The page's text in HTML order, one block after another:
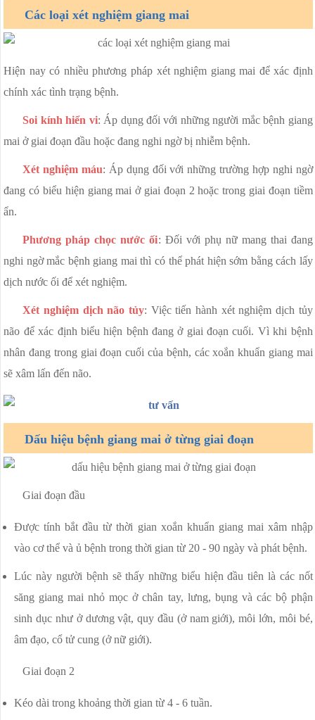
Các loại xét nghiệm giang mai
Hiện nay có nhiều phương pháp xét nghiệm giang mai để xác định
chính xác tình trạng bệnh.
Soi kính hiển vi: Áp dụng đối với những người mắc bệnh giang
mai ở giai đoạn đầu hoặc đang nghi ngờ bị nhiễm bệnh.
Xét nghiệm máu: Áp dụng đối với những trường hợp nghi ngờ
đang có biểu hiện giang mai ở giai đoạn 2 hoặc trong giai đoạn tiềm
ẩn.
Phương pháp chọc nước ối: Đối với phụ nữ mang thai đang
nghi ngờ mắc bệnh giang mai thì có thể phát hiện sớm bằng cách lấy
dịch nước ối để xét nghiệm.
Xét nghiệm dịch não tủy: Việc tiến hành xét nghiệm dịch tủy
não để xác định biểu hiện bệnh đang ở giai đoạn cuối. Vì khi bệnh
nhân đang trong giai đoạn cuối của bệnh, các xoắn khuẩn giang mai
sẽ xâm lấn đến não.
Dấu hiệu bệnh giang mai ở từng giai đoạn
Giai đoạn đầu
Được tính bắt đầu từ thời gian xoắn khuẩn giang mai xâm nhập
vào cơ thể và ủ bệnh trong thời gian từ 20 - 90 ngày và phát bệnh.
Lúc này người bệnh sẽ thấy những biểu hiện đầu tiên là các nốt
săng giang mai nhỏ mọc ở chân tay, lưng, bụng và các bộ phận
sinh dục như ở dương vật, quy đầu (ở nam giới), môi lớn, môi bé,
âm đạo, cổ tử cung (ở nữ giới).
Giai đoạn 2
Kéo dài trong khoảng thời gian từ 4 - 6 tuần.